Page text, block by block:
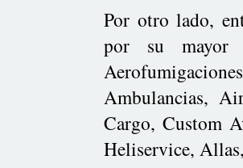
Por otro lado,
por su mayor
Ambulancias,
Cargo, Custom
Heliservice,